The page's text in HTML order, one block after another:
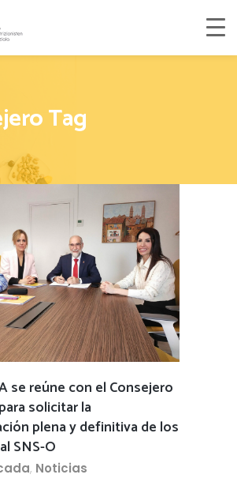
Tag
se reúne con el Consejero
solicitar la
plena y definitiva de los
SNS-O
, Noticias